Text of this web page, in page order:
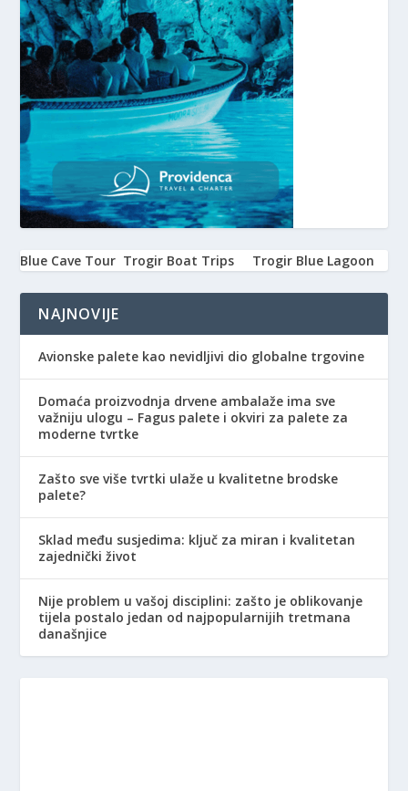
Blue Cave Tour Trogir Boat Trips Trogir Blue Lagoon
NAJNOVIJE
Avionske palete kao nevidljivi dio globalne trgovine
Domaća proizvodnja drvene ambalaže ima sve
važniju ulogu – Fagus palete i okviri za palete za
moderne tvrtke
Zašto sve više tvrtki ulaže u kvalitetne brodske
palete?
Sklad među susjedima: ključ za miran i kvalitetan
zajednički život
Nije problem u vašoj disciplini: zašto je oblikovanje
tijela postalo jedan od najpopularnijih tretmana
današnjice